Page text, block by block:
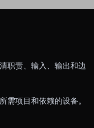
职责、输入、输出和边
需项目和依赖的设备。